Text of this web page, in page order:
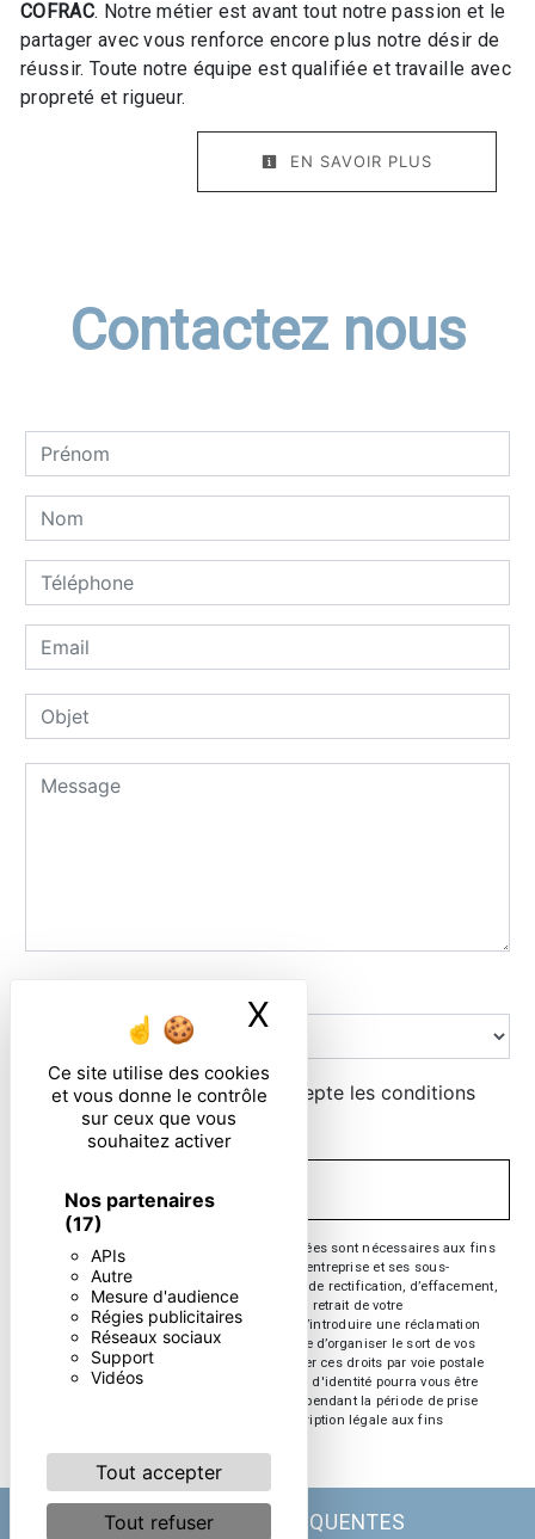
Ce site utilise des cookies
et vous donne le contrôle
sur ceux que vous
souhaitez activer
Nos partenaires
(17)
APIs
Autre
Mesure d'audience
Régies publicitaires
Réseaux sociaux
Support
Vidéos
Tout accepter
Tout refuser
X Masquer le
COFRAC. Notre métier est avant tout notre passion et le
partager avec vous renforce encore plus notre désir de
réussir. Toute notre équipe est qualifiée et travaille avec
propreté et rigueur.
EN SAVOIR PLUS
Contactez nous
En cochant cette case, j'accepte les conditions
particulières ci-dessous **
** Les données personnelles communiquées sont nécessaires aux fins
de vous contacter. Elles sont destinées à l'entreprise et ses sous-
traitants. Vous disposez de droits d’accès, de rectification, d’effacement,
de portabilité, de limitation, d’opposition, de retrait de votre
consentement à tout moment et du droit d’introduire une réclamation
auprès d’une autorité de contrôle, ainsi que d’organiser le sort de vos
données post-mortem. Vous pouvez exercer ces droits par voie postale
ou par courrier électronique. Un justificatif d'identité pourra vous être
demandé. Nous conservons vos données pendant la période de prise
de contact puis pendant la durée de prescription légale aux fins
RECHERCHES FRÉQUENTES